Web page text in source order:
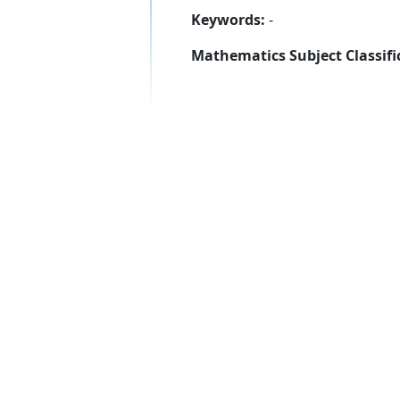
Keywords: -
Mathematics Subject